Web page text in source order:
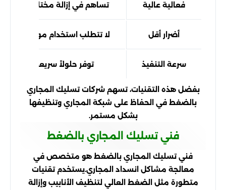
فعالية عالية تساهم في إزالة مختلف أنواع
أضرار أقل لا تتطلب استخدام مواد
سرعة التنفيذ توفر حلولاً سريعة
بفضل هذه التقنيات، تسهم شركات تسليك المجاري
بالضغط في الحفاظ على شبكة المجاري وتنظيفها
بشكل مستمر.
فني تسليك المجاري بالضغط
فني تسليك المجاري بالضغط هو متخصص في
معالجة مشاكل انسداد المجاري.يستخدم تقنيات
متطورة مثل الضغط العالي لتنظيف الأنابيب وإزالة